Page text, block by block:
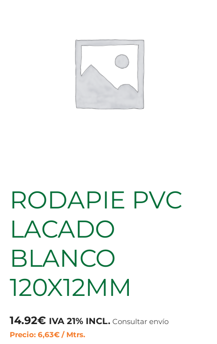
RODAPIE PVC
LACADO
BLANCO
120X12MM
14.92€ IVA 21% INCL. Consultar envío
Precio: 6,63€ / Mtrs.